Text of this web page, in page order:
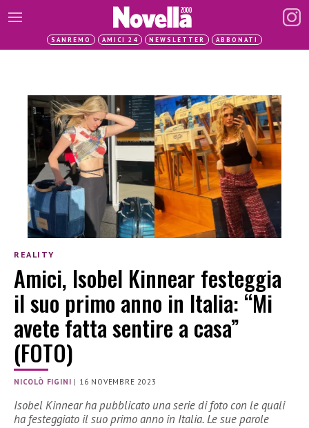
SANREMO AMICI 24 NEWSLETTER ABBONATI
REALITY
Amici, Isobel Kinnear festeggia
il suo primo anno in Italia: “Mi
avete fatta sentire a casa”
(FOTO)
NICOLÒ FIGINI | 16 NOVEMBRE 2023
Isobel Kinnear ha pubblicato una serie di foto con le quali
ha festeggiato il suo primo anno in Italia. Le sue parole